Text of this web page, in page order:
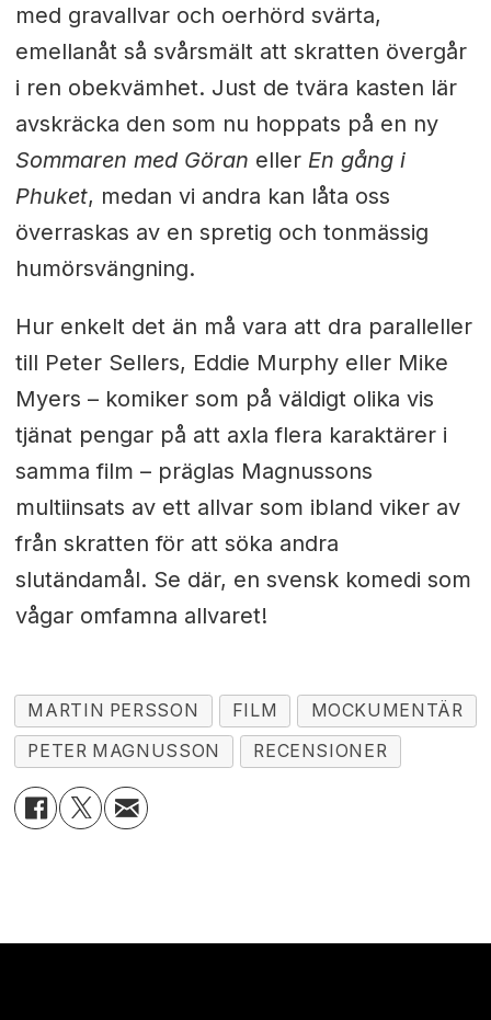
med gravallvar och oerhörd svärta,
emellanåt så svårsmält att skratten övergår
i ren obekvämhet. Just de tvära kasten lär
avskräcka den som nu hoppats på en ny
Sommaren med Göran eller En gång i
Phuket, medan vi andra kan låta oss
överraskas av en spretig och tonmässig
humörsvängning.
Hur enkelt det än må vara att dra paralleller
till Peter Sellers, Eddie Murphy eller Mike
Myers – komiker som på väldigt olika vis
tjänat pengar på att axla flera karaktärer i
samma film – präglas Magnussons
multiinsats av ett allvar som ibland viker av
från skratten för att söka andra
slutändamål. Se där, en svensk komedi som
vågar omfamna allvaret!
MARTIN PERSSON FILM
MOCKUMENTÄR
PETER MAGNUSSON
RECENSIONER